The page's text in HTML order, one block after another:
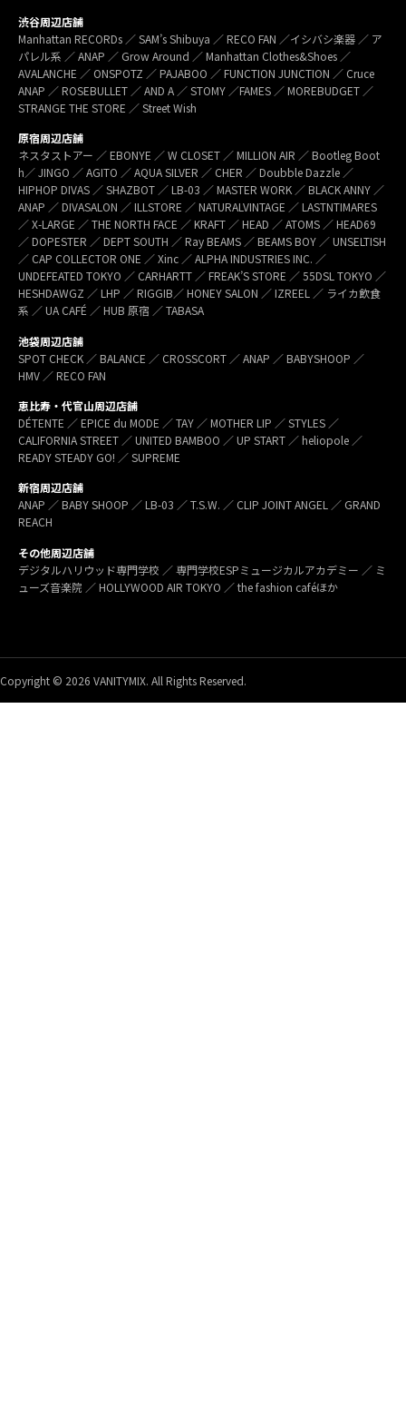
渋谷周辺店舗
Manhattan RECORDs ／ SAM’s Shibuya ／ RECO FAN ／イシバシ楽器 ／ ア
パレル系 ／ ANAP ／ Grow Around ／ Manhattan Clothes&Shoes ／
AVALANCHE ／ ONSPOTZ ／ PAJABOO ／ FUNCTION JUNCTION ／ Cruce
ANAP ／ ROSEBULLET ／ AND A ／ STOMY ／FAMES ／ MOREBUDGET ／
STRANGE THE STORE ／ Street Wish
原宿周辺店舗
ネスタストアー ／ EBONYE ／ W CLOSET ／ MILLION AIR ／ Bootleg Boot
h／ JINGO ／ AGITO ／ AQUA SILVER ／ CHER ／ Doubble Dazzle ／
HIPHOP DIVAS ／ SHAZBOT ／ LB-03 ／ MASTER WORK ／ BLACK ANNY ／
ANAP ／ DIVASALON ／ ILLSTORE ／ NATURALVINTAGE ／ LASTNTIMARES
／ X-LARGE ／ THE NORTH FACE ／ KRAFT ／ HEAD ／ ATOMS ／ HEAD69
／ DOPESTER ／ DEPT SOUTH ／ Ray BEAMS ／ BEAMS BOY ／ UNSELTISH
／ CAP COLLECTOR ONE ／ Xinc ／ ALPHA INDUSTRIES INC. ／
UNDEFEATED TOKYO ／ CARHARTT ／ FREAK’S STORE ／ 55DSL TOKYO ／
HESHDAWGZ ／ LHP ／ RIGGIB／ HONEY SALON ／ IZREEL ／ ライカ飲食
系 ／ UA CAFÉ ／ HUB 原宿 ／ TABASA
池袋周辺店舗
SPOT CHECK ／ BALANCE ／ CROSSCORT ／ ANAP ／ BABYSHOOP ／
HMV ／ RECO FAN
恵比寿・代官山周辺店舗
DÉTENTE ／ EPICE du MODE ／ TAY ／ MOTHER LIP ／ STYLES ／
CALIFORNIA STREET ／ UNITED BAMBOO ／ UP START ／ heliopole ／
READY STEADY GO! ／ SUPREME
新宿周辺店舗
ANAP ／ BABY SHOOP ／ LB-03 ／ T.S.W. ／ CLIP JOINT ANGEL ／ GRAND
REACH
その他周辺店舗
デジタルハリウッド専門学校 ／ 専門学校ESPミュージカルアカデミー ／ ミ
ューズ音楽院 ／ HOLLYWOOD AIR TOKYO ／ the fashion caféほか
Copyright © 2026 VANITYMIX. All Rights Reserved.